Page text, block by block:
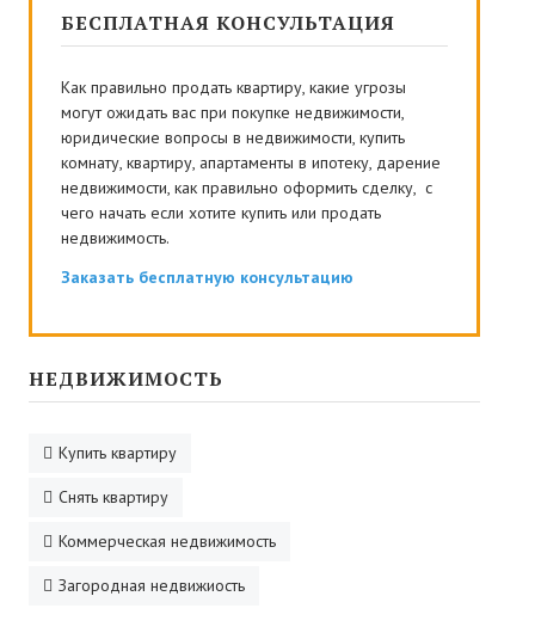
БЕСПЛАТНАЯ КОНСУЛЬТАЦИЯ
Как правильно продать квартиру, какие угрозы
могут ожидать вас при покупке недвижимости,
юридические вопросы в недвижимости, купить
комнату, квартиру, апартаменты в ипотеку, дарение
недвижимости, как правильно оформить сделку, с
чего начать если хотите купить или продать
недвижимость.
Заказать бесплатную консультацию
НЕДВИЖИМОСТЬ
Купить квартиру
Снять квартиру
Коммерческая недвижимость
Загородная недвижиость